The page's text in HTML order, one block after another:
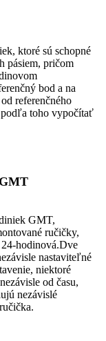
ktoré sú schopné
pásiem, pričom
bod a na
referenčného
podľa toho vypočítať
GMT,
ručičky,
hodinová.Dve
nastaviteľné
niektoré
od času,
nezávislé